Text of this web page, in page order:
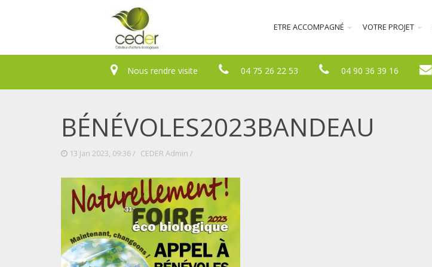
ETRE ACCOMPAGNÉ VOTRE PROJET
Nous rendre visite 04 75 26 22 53 04 90 36 39 16
BÉNÉVOLES2023BANDEAU
13 Jan 2023, 09:36 / CEDER Admin /